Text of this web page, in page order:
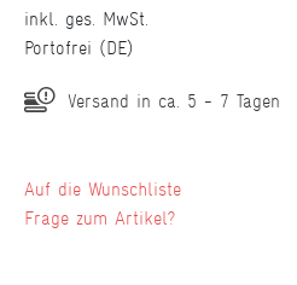
inkl. ges. MwSt.
Portofrei (DE)
Versand in ca. 5 - 7 Tagen
Wunschliste
Frage zum Artikel?